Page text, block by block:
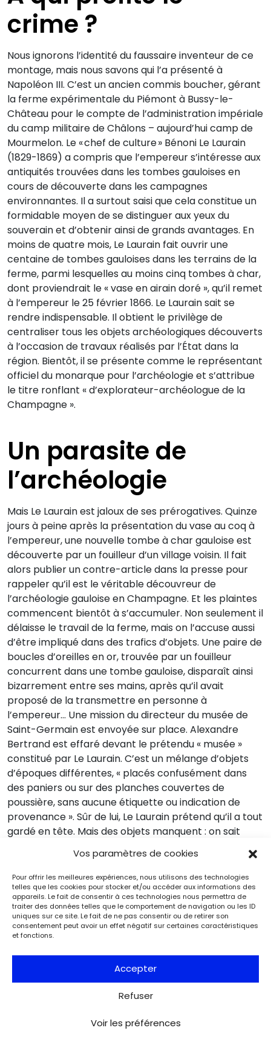
Vos paramètres de cookies
Pour offrir les meilleures expériences, nous utilisons des technologies
telles que les cookies pour stocker et/ou accéder aux informations des
appareils. Le fait de consentir à ces technologies nous permettra de
traiter des données telles que le comportement de navigation ou les ID
uniques sur ce site. Le fait de ne pas consentir ou de retirer son
consentement peut avoir un effet négatif sur certaines caractéristiques
et fonctions.
Accepter
Refuser
Voir les préférences
crime ?
Nous ignorons l’identité du faussaire inventeur de ce
montage, mais nous savons qui l’a présenté à
Napoléon III. C’est un ancien commis boucher, gérant
la ferme expérimentale du Piémont à Bussy-le-
Château pour le compte de l’administration impériale
du camp militaire de Châlons – aujourd’hui camp de
Mourmelon. Le « chef de culture » Bénoni Le Laurain
(1829-1869) a compris que l’empereur s’intéresse aux
antiquités trouvées dans les tombes gauloises en
cours de découverte dans les campagnes
environnantes. Il a surtout saisi que cela constitue un
formidable moyen de se distinguer aux yeux du
souverain et d’obtenir ainsi de grands avantages. En
moins de quatre mois, Le Laurain fait ouvrir une
centaine de tombes gauloises dans les terrains de la
ferme, parmi lesquelles au moins cinq tombes à char,
dont proviendrait le « vase en airain doré », qu’il remet
à l’empereur le 25 février 1866. Le Laurain sait se
rendre indispensable. Il obtient le privilège de
centraliser tous les objets archéologiques découverts
à l’occasion de travaux réalisés par l’État dans la
région. Bientôt, il se présente comme le représentant
officiel du monarque pour l’archéologie et s’attribue
le titre ronflant « d’explorateur-archéologue de la
Champagne ».
Un parasite de
l’archéologie
Mais Le Laurain est jaloux de ses prérogatives. Quinze
jours à peine après la présentation du vase au coq à
l’empereur, une nouvelle tombe à char gauloise est
découverte par un fouilleur d’un village voisin. Il fait
alors publier un contre-article dans la presse pour
rappeler qu’il est le véritable découvreur de
l’archéologie gauloise en Champagne. Et les plaintes
commencent bientôt à s’accumuler. Non seulement il
délaisse le travail de la ferme, mais on l’accuse aussi
d’être impliqué dans des trafics d’objets. Une paire de
boucles d’oreilles en or, trouvée par un fouilleur
concurrent dans une tombe gauloise, disparaît ainsi
bizarrement entre ses mains, après qu’il avait
proposé de la transmettre en personne à
l’empereur… Une mission du directeur du musée de
Saint-Germain est envoyée sur place. Alexandre
Bertrand est effaré devant le prétendu « musée »
constitué par Le Laurain. C’est un mélange d’objets
d’époques différentes, « placés confusément dans
des paniers ou sur des planches couvertes de
poussière, sans aucune étiquette ou indication de
provenance ». Sûr de lui, Le Laurain prétend qu’il a tout
gardé en tête. Mais des objets manquent : on sait
fois, c’en est trop : Le Laurain est licencié. Il retourne à
son village, où il mourra bientôt, sans rien laisser à sa
femme ni à ses enfants.
L’héritage d’un
profiteur
L’histoire ne s’arrête pas là. À la mort de Le Laurain, sa
ressources, avec des enfants en bas âge à charge.